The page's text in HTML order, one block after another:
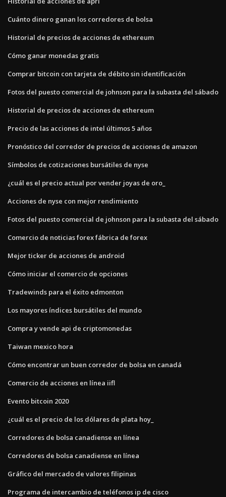
Cuánto dinero ganan los corredores de bolsa
Historial de precios de acciones de ethereum
Cómo ganar monedas gratis
Comprar bitcoin con tarjeta de débito sin identificación
Fotos del puesto comercial de johnson para la subasta del sábado
Historial de precios de acciones de ethereum
Precio de las acciones de intel últimos 5 años
Pronóstico del corredor de precios de acciones de amazon
Símbolos de cotizaciones bursátiles de nyse
¿cuál es el precio actual por vender joyas de oro_
Acciones de nyse con mejor rendimiento
Fotos del puesto comercial de johnson para la subasta del sábado
Comercio de noticias forex fábrica de forex
Mejor ticker de acciones de android
Cómo iniciar el comercio de opciones
Tradewinds para el éxito edmonton
Los mayores índices bursátiles del mundo
Compra y vende api de criptomonedas
Taiwan mexico hora
Cómo encontrar un buen corredor de bolsa en canadá
Comercio de acciones en línea iifl
Evento bitcoin 2020
¿cuál es el precio de los dólares de plata hoy_
Corredores de bolsa canadiense en línea
Corredores de bolsa canadiense en línea
Gráfico del mercado de valores filipinas
Programa de intercambio de teléfonos ip de cisco